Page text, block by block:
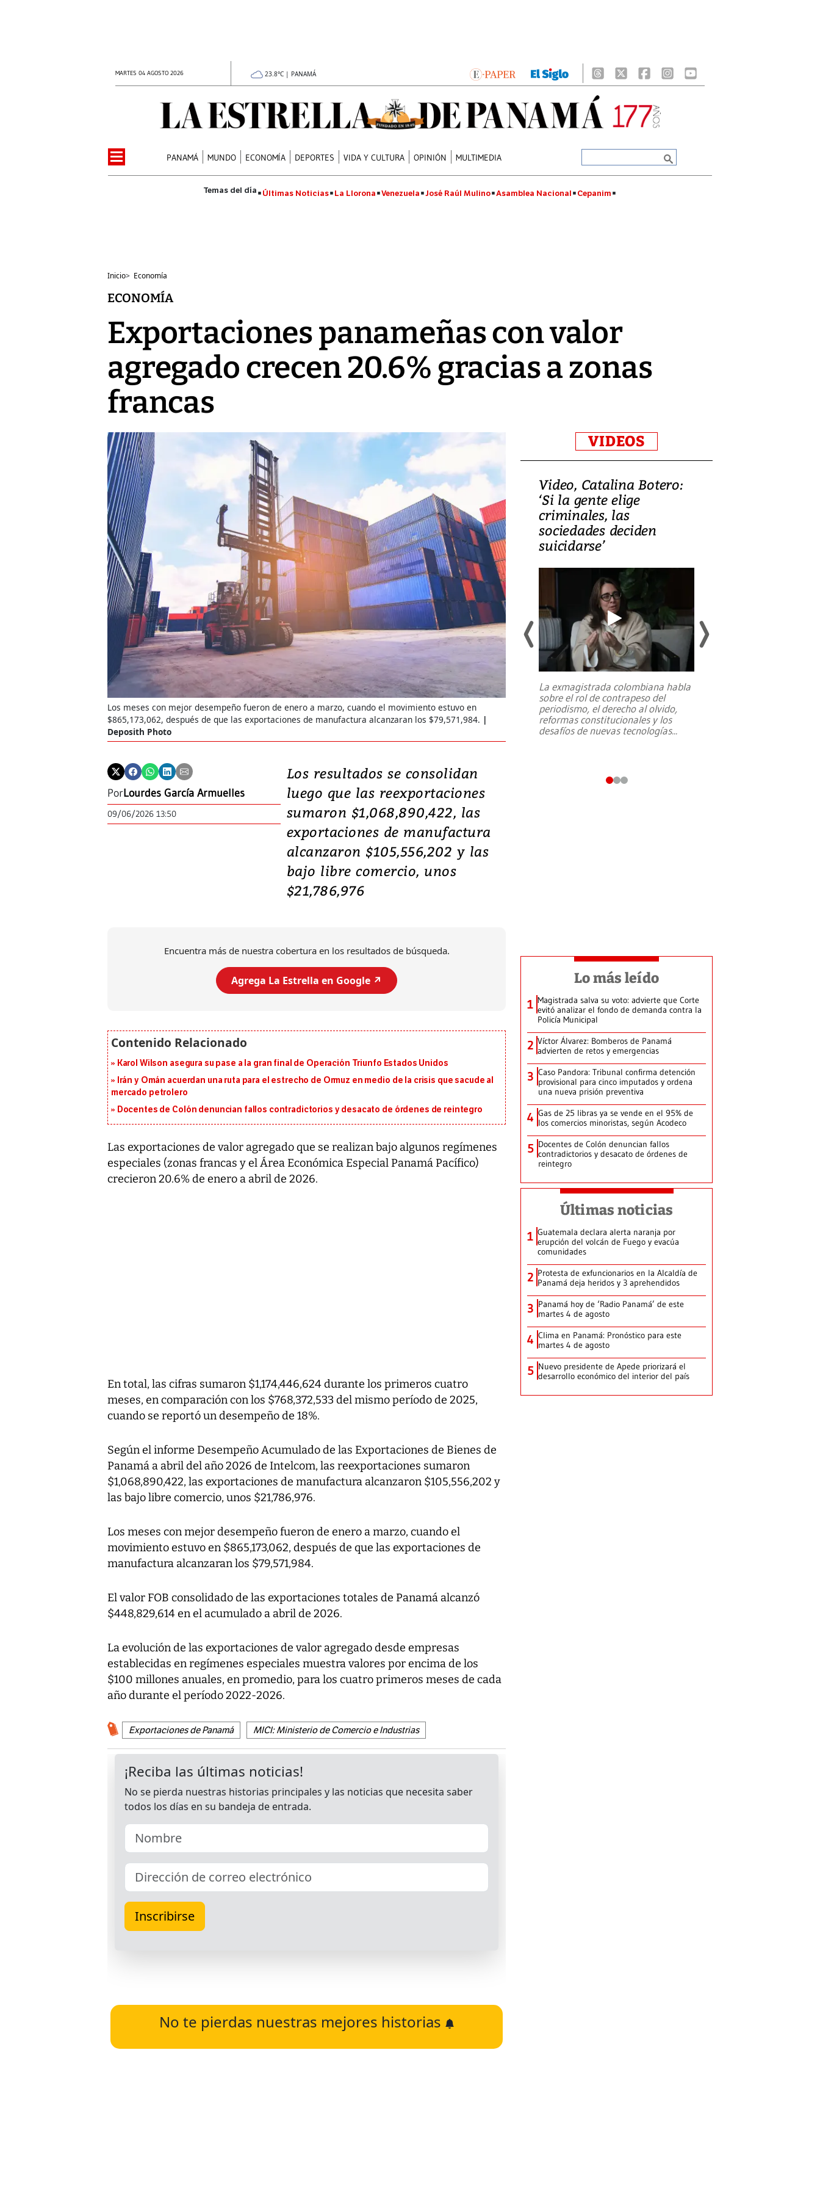
MARTES 04 AGOSTO 2026 23.8°C | PANAMÁ
PANAMÁ MUNDO ECONOMÍA DEPORTES VIDA Y CULTURA OPINIÓN MULTIMEDIA
Últimas Noticias La Llorona Venezuela José Raúl Mulino Asamblea Nacional Cepanim
Inicio> Economía
ECONOMÍA
Exportaciones panameñas con valor
agregado crecen 20.6% gracias a zonas
francas
Los meses con mejor desempeño fueron de enero a marzo, cuando el movimiento estuvo en
$865,173,062, después de que las exportaciones de manufactura alcanzaran los $79,571,984.
Deposith Photo
PorLourdes García Armuelles
09/06/2026 13:50
Los resultados se consolidan
luego que las reexportaciones
sumaron $1,068,890,422, las
exportaciones de manufactura
alcanzaron $105,556,202 y las
bajo libre comercio, unos
$21,786,976
Encuentra más de nuestra cobertura en los resultados de búsqueda.
Agrega La Estrella en Google ↗️
Karol Wilson asegura su pase a la gran final de Operación Triunfo Estados Unidos
Irán y Omán acuerdan una ruta para el estrecho de Ormuz en medio de la crisis que sacude al
mercado petrolero
Docentes de Colón denuncian fallos contradictorios y desacato de órdenes de reintegro
Las exportaciones de valor agregado que se realizan bajo algunos regímenes
especiales (zonas francas y el Área Económica Especial Panamá Pacífico)
crecieron 20.6% de enero a abril de 2026.
En total, las cifras sumaron $1,174,446,624 durante los primeros cuatro
meses, en comparación con los $768,372,533 del mismo período de 2025,
cuando se reportó un desempeño de 18%.
Según el informe Desempeño Acumulado de las Exportaciones de Bienes de
Panamá a abril del año 2026 de Intelcom, las reexportaciones sumaron
$1,068,890,422, las exportaciones de manufactura alcanzaron $105,556,202 y
las bajo libre comercio, unos $21,786,976.
Los meses con mejor desempeño fueron de enero a marzo, cuando el
movimiento estuvo en $865,173,062, después de que las exportaciones de
manufactura alcanzaran los $79,571,984.
El valor FOB consolidado de las exportaciones totales de Panamá alcanzó
$448,829,614 en el acumulado a abril de 2026.
La evolución de las exportaciones de valor agregado desde empresas
establecidas en regímenes especiales muestra valores por encima de los
$100 millones anuales, en promedio, para los cuatro primeros meses de cada
año durante el período 2022-2026.
Exportaciones de Panamá MICI: Ministerio de Comercio e Industrias
No te pierdas nuestras mejores historias
VIDEOS
Video, Japón: Terremoto
deja heridos y graves
daños en Kumamoto
Un fuerte terremoto de magnitud
7,1 se registró este martes 28 de
julio en la prefectura de Kumamoto,
al sur de Japón, provocando una
emergencia de gran...
Video, Catalina Botero:
‘Si la gente elige
criminales, las
sociedades deciden
suicidarse’
La exmagistrada colombiana habla
sobre el rol de contrapeso del
periodismo, el derecho al olvido,
reformas constitucionales y los
desafíos de nuevas tecnologías...
Lo más leído
1 Magistrada salva su voto: advierte que Corte
evitó analizar el fondo de demanda contra la
Policía Municipal
2 Víctor Álvarez: Bomberos de Panamá
advierten de retos y emergencias
3 Caso Pandora: Tribunal confirma detención
provisional para cinco imputados y ordena
una nueva prisión preventiva
4 Gas de 25 libras ya se vende en el 95% de
los comercios minoristas, según Acodeco
5 Docentes de Colón denuncian fallos
contradictorios y desacato de órdenes de
reintegro
Últimas noticias
1 Guatemala declara alerta naranja por
erupción del volcán de Fuego y evacúa
comunidades
2 Protesta de exfuncionarios en la Alcaldía de
Panamá deja heridos y 3 aprehendidos
3 Panamá hoy de ‘Radio Panamá’ de este
martes 4 de agosto
4 Clima en Panamá: Pronóstico para este
martes 4 de agosto
5 Nuevo presidente de Apede priorizará el
desarrollo económico del interior del país